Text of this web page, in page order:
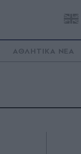
ΑΘΛΗΤΙΚΑ ΝΕΑ